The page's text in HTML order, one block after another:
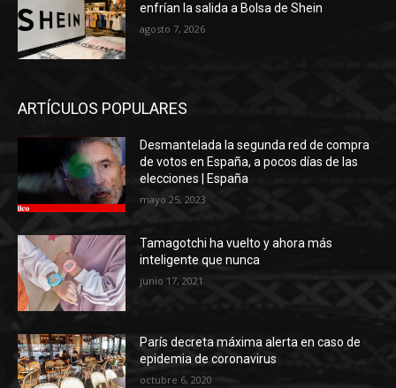
enfrían la salida a Bolsa de Shein
agosto 7, 2026
ARTÍCULOS POPULARES
Desmantelada la segunda red de compra
de votos en España, a pocos días de las
elecciones | España
mayo 25, 2023
Tamagotchi ha vuelto y ahora más
inteligente que nunca
junio 17, 2021
París decreta máxima alerta en caso de
epidemia de coronavirus
octubre 6, 2020